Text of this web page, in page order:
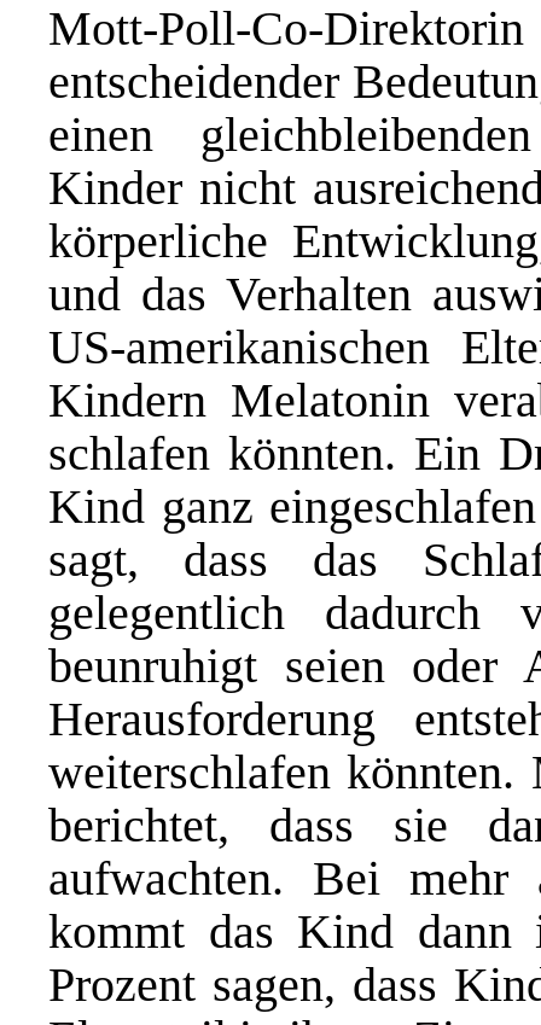
Mott-Poll-Co-Direktorin
entscheidender
einen
Kinder nicht
körperliche
und das Verhalten
US-amerikanischen
Kindern Melatonin
schlafen könnten. Ein
Kind ganz
sagt, dass das
gelegentlich dadurch
beunruhigt seien oder
Herausforderung
weiterschlafen
berichtet, dass sie
aufwachten. Bei
kommt das Kind
Prozent sagen, dass